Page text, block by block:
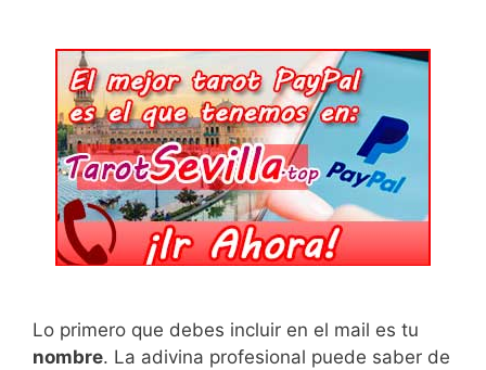
Lo primero que debes incluir en el mail es tu
nombre. La adivina profesional puede saber de